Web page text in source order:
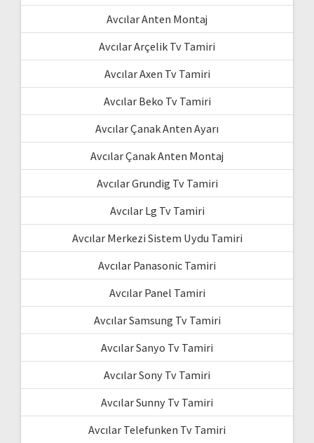
Avcılar Anten Montaj
Avcılar Arçelik Tv Tamiri
Avcılar Axen Tv Tamiri
Avcılar Beko Tv Tamiri
Avcılar Çanak Anten Ayarı
Avcılar Çanak Anten Montaj
Avcılar Grundig Tv Tamiri
Avcılar Lg Tv Tamiri
Avcılar Merkezi Sistem Uydu Tamiri
Avcılar Panasonic Tamiri
Avcılar Panel Tamiri
Avcılar Samsung Tv Tamiri
Avcılar Sanyo Tv Tamiri
Avcılar Sony Tv Tamiri
Avcılar Sunny Tv Tamiri
Avcılar Telefunken Tv Tamiri